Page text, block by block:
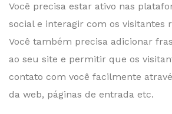
Você precisa estar ativo nas
social e interagir com os visitantes
Você também precisa adicionar
ao seu site e permitir que os
contato com você facilmente
da web, páginas de entrada etc.